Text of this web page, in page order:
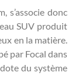
s’associe donc
SUV produit
en la matière.
par Focal dans
du système